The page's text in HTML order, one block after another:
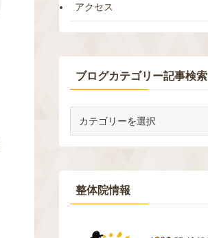
アクセス
ブログカテゴリー記事検索
テ
ゴ
リ
整体院情報